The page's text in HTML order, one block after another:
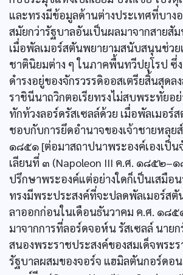
และทรงมีข้อมูลด้านต่างประเทศที่บาง
สมัยกว่ารัฐบาลอันเป็นผลมาจากสายสั
เมื่อพัลเมอร์สตันพยายามสนับสนุนช่วย
ชาตินิยมต่าง ๆ ในภาคพื้นทวีปยุโรป ซึ่
ดำรงอยู่ของจักรวรรดิออสเตรียสิ้นสุดล
ราชินีนาถวิกตอเรียทรงไม่สบพระทัยอ
ทักท้วงลอร์ดรัสเซลล์ด้วย เมื่อพัลเมอร์
ชอบกับการยึดอำนาจของเจ้าชายหลุย
๑๘๕๑ [ต่อมาสถาปนาพระองค์เองเป็น
เลียนที่ ๓ (Napoleon III ค.ศ. ๑๘๕๒–
ปรึกษาพระองค์แต่อย่างใดก็เป็นเสมือ
ทรงมีพระประสงค์ที่จะปลดพัลเมอร์สตั
ลาออกก่อนในเดือนธันวาคม ค.ศ. ๑๘๕
มาจากการที่ลอร์ดจอห์น รัสเซลล์ นาย
สนองพระราชประสงค์ของสมเด็จพระ
รัฐบาลผสมของจอร์จ แฮมิลตันกอร์ดอ